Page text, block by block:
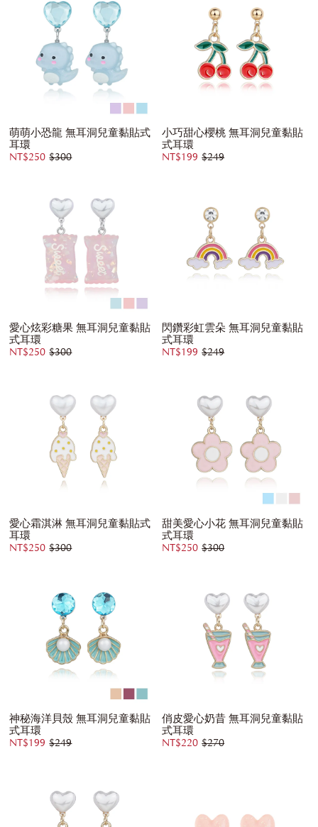
萌萌小恐龍 無耳洞兒童黏貼式
耳環
NT$250 $300
小巧甜心櫻桃 無耳洞兒童黏貼
式耳環
NT$199 $249
愛心炫彩糖果 無耳洞兒童黏貼
式耳環
NT$250 $300
閃鑽彩虹雲朵 無耳洞兒童黏貼
式耳環
NT$199 $249
愛心霜淇淋 無耳洞兒童黏貼式
耳環
NT$250 $300
甜美愛心小花 無耳洞兒童黏貼
式耳環
NT$250 $300
神秘海洋貝殼 無耳洞兒童黏貼
式耳環
NT$199 $249
俏皮愛心奶昔 無耳洞兒童黏貼
式耳環
NT$220 $270